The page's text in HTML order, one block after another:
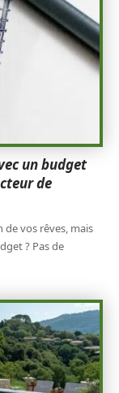
un budget
de
vos rêves, mais
? Pas de